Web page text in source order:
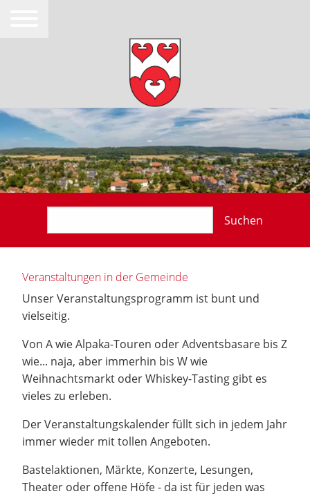
Suchen
Veranstaltungen in der Gemeinde
Unser Veranstaltungsprogramm ist bunt und
vielseitig.
Von A wie Alpaka-Touren oder Adventsbasare bis Z
wie... naja, aber immerhin bis W wie
Weihnachtsmarkt oder Whiskey-Tasting gibt es
vieles zu erleben.
Der Veranstaltungskalender füllt sich in jedem Jahr
immer wieder mit tollen Angeboten.
Bastelaktionen, Märkte, Konzerte, Lesungen,
Theater oder offene Höfe - da ist für jeden was